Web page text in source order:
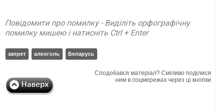
Повідомити про помилку - Виділіть орфографічну
помилку мишею і натисніть Ctrl + Enter
запрет алкоголь Беларусь
Сподобався матеріал? Сміливо поділися
ним в соцмережах через ці кнопки